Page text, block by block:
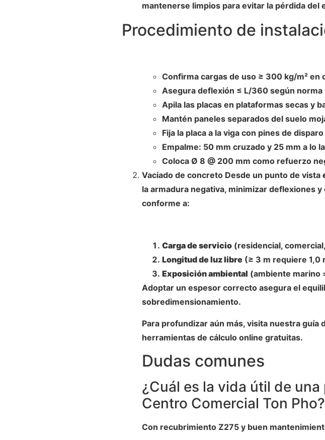
mantenerse limpios para evitar la pérdida del
Procedimiento de
Confirma cargas de uso ≥ 300 kg/m² en
Asegura deflexión ≤ L/360 según norma
Apila las placas en plataformas secas y
Mantén paneles separados del suelo
Fija la placa a la viga con pines de
Empalme: 50 mm cruzado y 25 mm a lo
Coloca Ø 8 @ 200 mm como refuerzo
Vaciado de concreto Desde un punto de vista
la armadura negativa, minimizar deflexiones
conforme a:
Carga de servicio (residencial,
Longitud de luz libre (≥ 3 m requiere 1,0
Exposición ambiental (ambiente marino
Adoptar un espesor correcto asegura el
sobredimensionamiento.
Para profundizar aún más, visita nuestra guía
herramientas de cálculo online gratuitas.
Dudas comunes
¿Cuál es la vida útil de
Centro Comercial Ton Pho?
Con recubrimiento Z275 y buen